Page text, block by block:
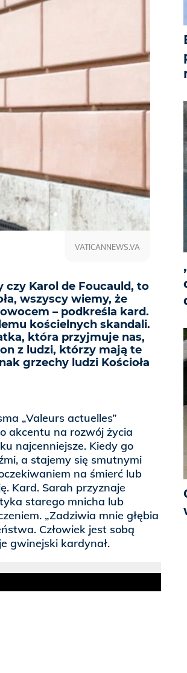
czy Karol de Foucauld, to
wszyscy wiemy, że
– podkreśla kard.
kościelnych skandali.
która przyjmuje nas,
on z ludzi, którzy mają te
grzechy ludzi Kościoła
VATICANNEWS.VA
„Valeurs actuelles”
akcentu na rozwój życia
najcenniejsze. Kiedy go
a stajemy się smutnymi
na śmierć lub
Kard. Sarah przyznaje
starego mnicha lub
„Zadziwia mnie głębia
Człowiek jest sobą
gwinejski kardynał.